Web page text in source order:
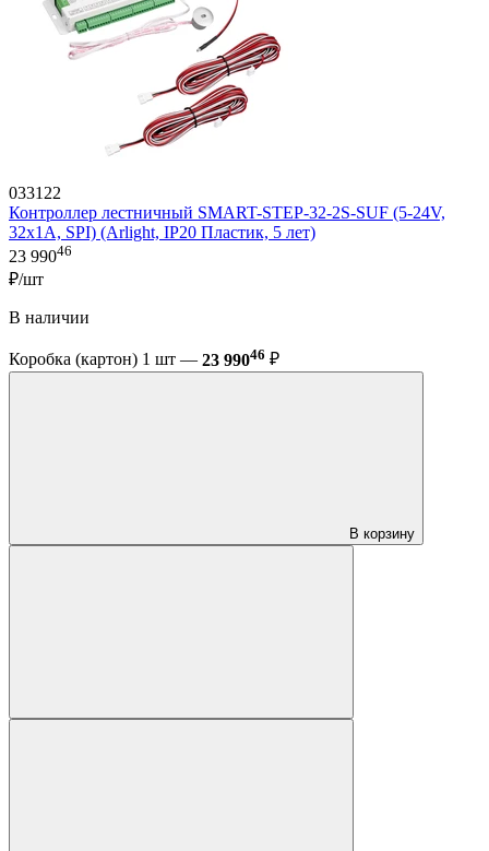
033122
Контроллер лестничный SMART-STEP-32-2S-SUF (5-24V,
32x1A, SPI) (Arlight, IP20 Пластик, 5 лет)
23 99046
₽/шт
В наличии
Коробка (картон) 1 шт — 23 99046 ₽
В корзину